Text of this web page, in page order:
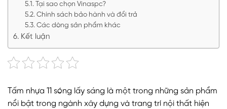
Tại sao chọn Vinaspc?
Chính sách bảo hành và đổi trả
Các dòng sản phẩm khác
Kết luận
Tấm nhựa 11 sóng lấy sáng là một trong những sản phẩm
nổi bật trong ngành xây dựng và trang trí nội thất hiện